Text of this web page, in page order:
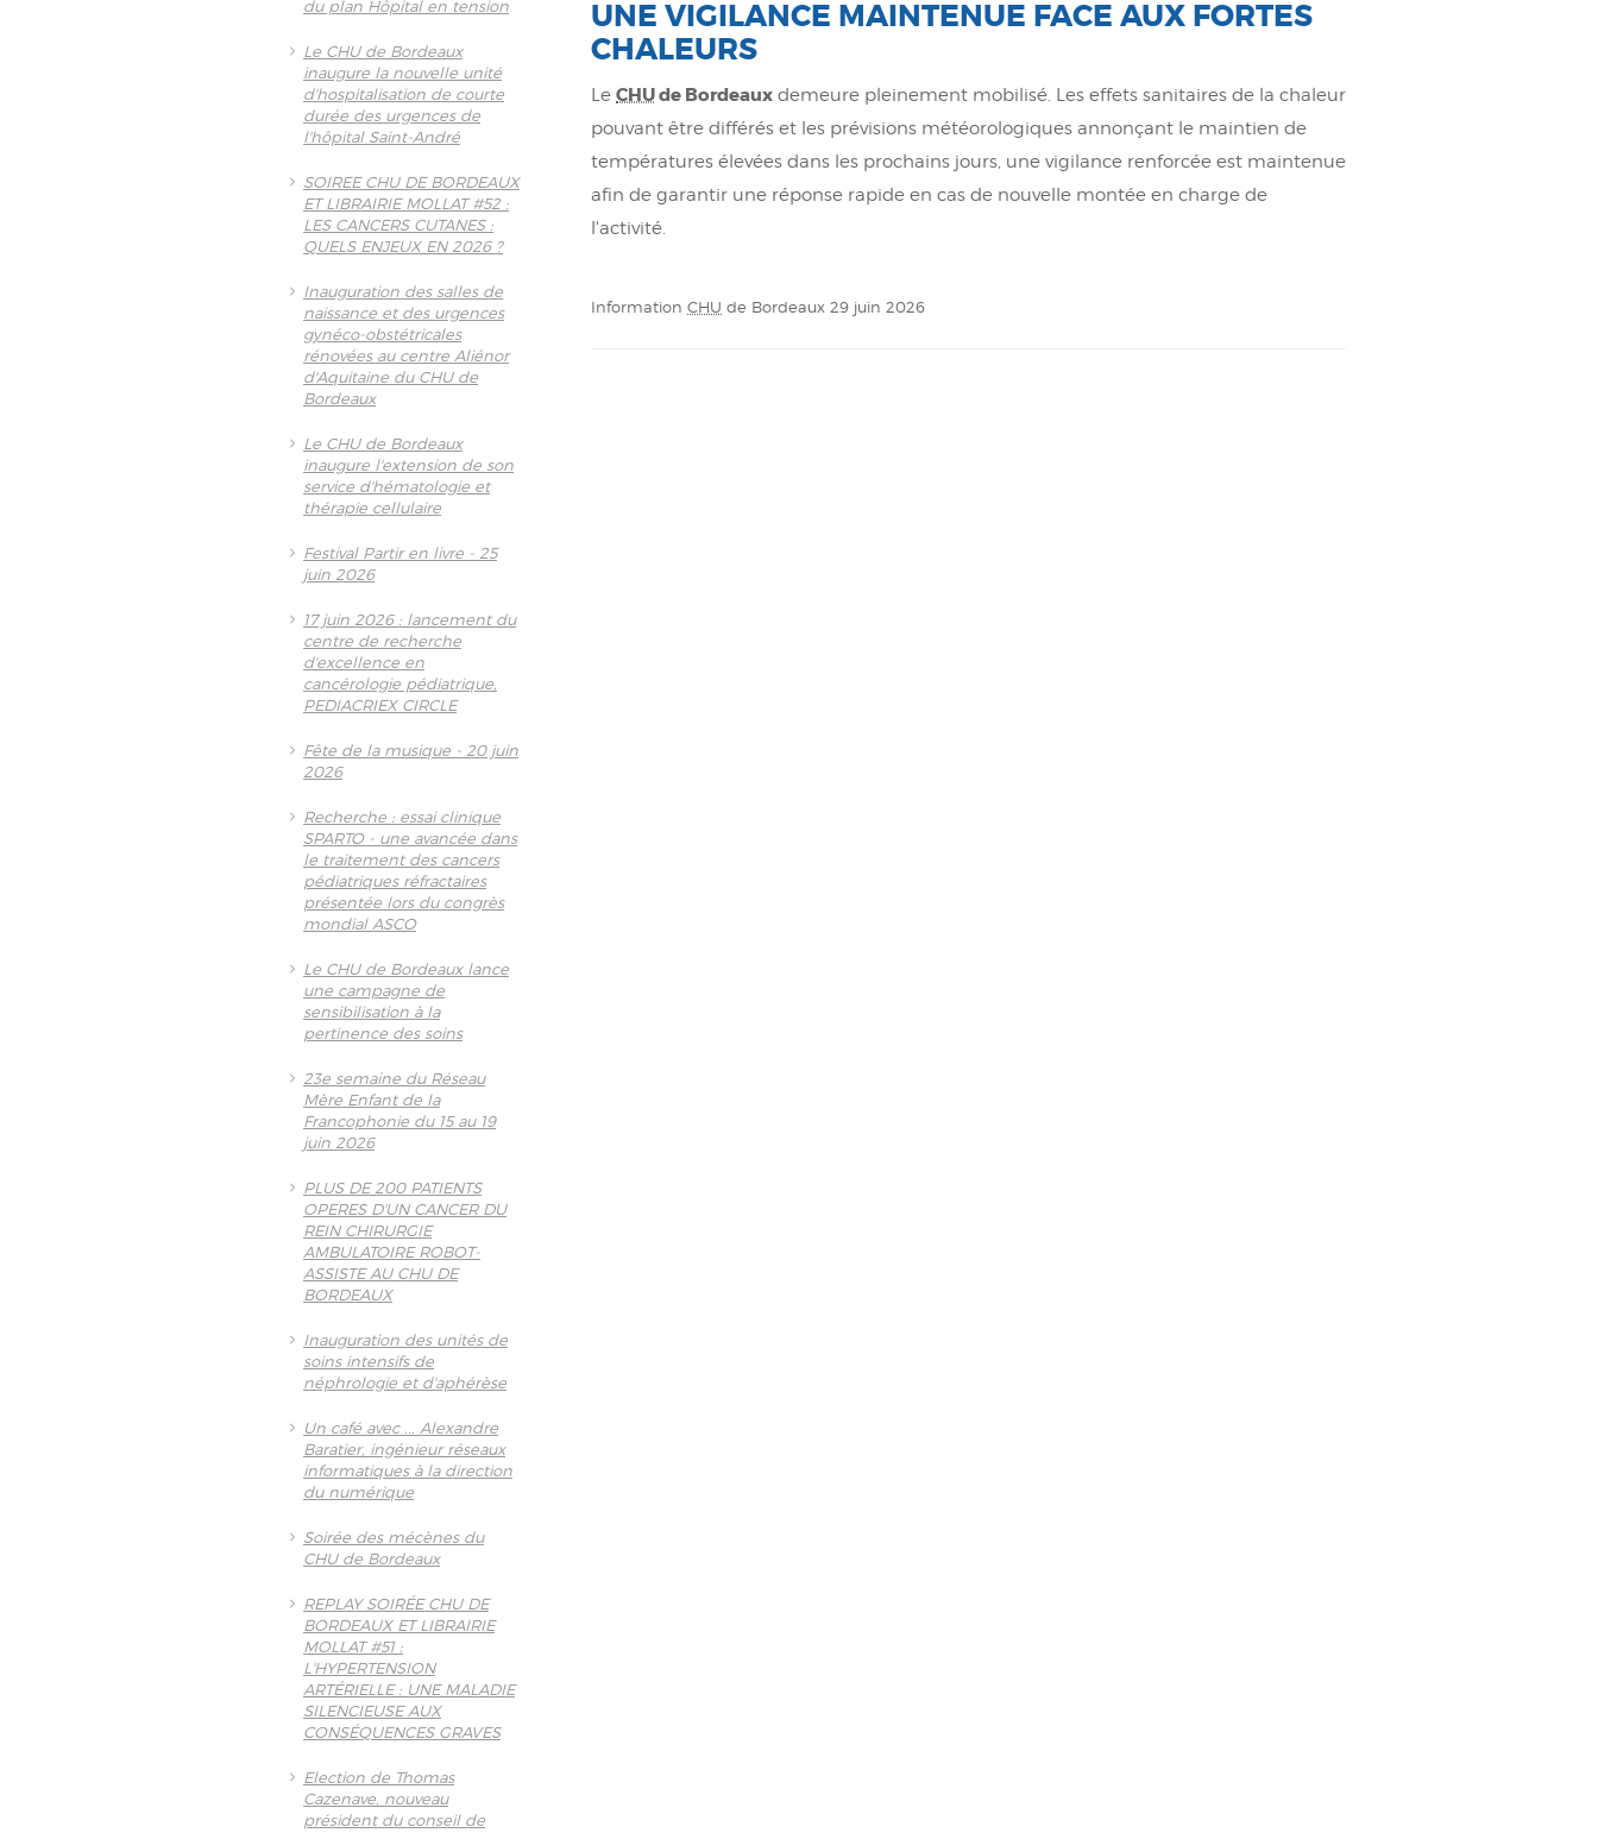
du plan Hôpital en tension
Le CHU de Bordeaux
inaugure la nouvelle unité
d'hospitalisation de courte
durée des urgences de
l'hôpital Saint-André
SOIREE CHU DE BORDEAUX
ET LIBRAIRIE MOLLAT #52 :
LES CANCERS CUTANES :
QUELS ENJEUX EN 2026 ?
Inauguration des salles de
naissance et des urgences
gynéco-obstétricales
rénovées au centre Aliénor
d'Aquitaine du CHU de
Bordeaux
Le CHU de Bordeaux
inaugure l'extension de son
service d'hématologie et
thérapie cellulaire
Festival Partir en livre - 25
juin 2026
17 juin 2026 : lancement du
centre de recherche
d'excellence en
cancérologie pédiatrique,
PEDIACRIEX CIRCLE
Fête de la musique - 20 juin
2026
Recherche : essai clinique
SPARTO - une avancée dans
le traitement des cancers
pédiatriques réfractaires
présentée lors du congrès
mondial ASCO
Le CHU de Bordeaux lance
une campagne de
sensibilisation à la
pertinence des soins
23e semaine du Réseau
Mère Enfant de la
Francophonie du 15 au 19
juin 2026
PLUS DE 200 PATIENTS
OPERES D'UN CANCER DU
REIN CHIRURGIE
AMBULATOIRE ROBOT-
ASSISTE AU CHU DE
BORDEAUX
Inauguration des unités de
soins intensifs de
néphrologie et d'aphérèse
Un café avec ... Alexandre
Baratier, ingénieur réseaux
informatiques à la direction
du numérique
Soirée des mécènes du
CHU de Bordeaux
REPLAY SOIRÉE CHU DE
BORDEAUX ET LIBRAIRIE
MOLLAT #51 :
L'HYPERTENSION
ARTÉRIELLE : UNE MALADIE
SILENCIEUSE AUX
CONSÉQUENCES GRAVES
Election de Thomas
Cazenave, nouveau
président du conseil de
UNE VIGILANCE MAINTENUE FACE AUX FORTES
CHALEURS
Le CHUde Bordeaux demeure pleinement mobilisé. Les effets sanitaires de la chaleur
pouvant être différés et les prévisions météorologiques annonçant le maintien de
températures élevées dans les prochains jours, une vigilance renforcée est maintenue
afin de garantir une réponse rapide en cas de nouvelle montée en charge de
l'activité.
Information CHU de Bordeaux 29 juin 2026